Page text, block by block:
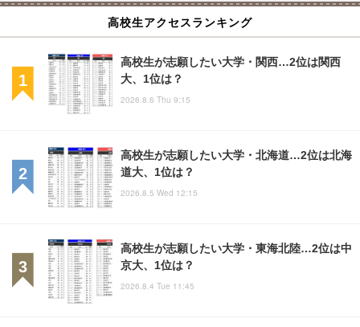
高校生アクセスランキング
高校生が志願したい大学・関西…2位は関西
大、1位は？
2026.8.6 Thu 9:15
高校生が志願したい大学・北海道…2位は北海
道大、1位は？
2026.8.5 Wed 12:15
高校生が志願したい大学・東海北陸…2位は中
京大、1位は？
2026.8.4 Tue 11:45